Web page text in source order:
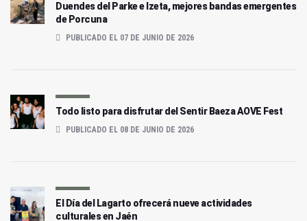
Duendes del Parke e Izeta, mejores bandas emergentes
de Porcuna
PUBLICADO EL 07 DE JUNIO DE 2026
Todo listo para disfrutar del Sentir Baeza AOVE Fest
PUBLICADO EL 08 DE JUNIO DE 2026
El Día del Lagarto ofrecerá nueve actividades
culturales en Jaén